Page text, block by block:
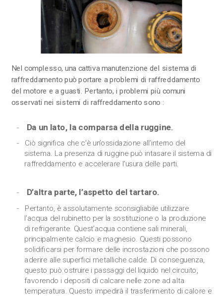
Nel complesso, una cattiva manutenzione del sistema di
raffreddamento può portare a problemi di raffreddamento
del motore e a guasti. Pertanto, i problemi più comuni
osservati nei sistemi di raffreddamento sono :
Da un lato, la comparsa della ruggine.
Ciò significa che c’è un’ossidazione all’interno del
sistema. La presenza di ruggine può intasare il sistema di
raffreddamento e accelerare l’usura delle parti.
D’altra parte, l’aspetto del tartaro.
Pertanto, è assolutamente sconsigliabile utilizzare
l’acqua del rubinetto per la sostituzione o la produzione
di refrigerante. Quest’acqua contiene sali minerali,
principalmente calcio e magnesio. Questi possono
solidificarsi per formare delle incrostazioni che possono
aderire alle superfici metalliche calde. Di conseguenza,
questo può ostruire i passaggi del liquido nel circuito,
favorendo i depositi di calcare nelle zone ad alta
temperatura. Questo impedirà il trasferimento di calore e